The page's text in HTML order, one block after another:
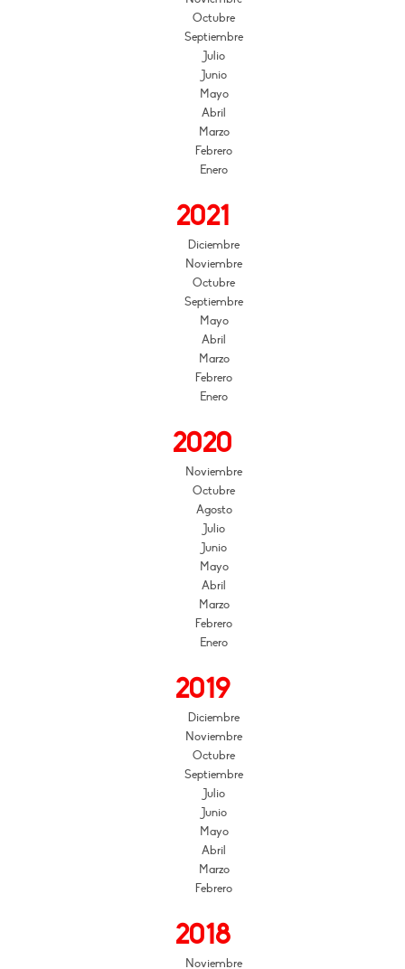
Octubre
Septiembre
Julio
Junio
Mayo
Abril
Marzo
Febrero
Enero
2021
Diciembre
Noviembre
Octubre
Septiembre
Mayo
Abril
Marzo
Febrero
Enero
2020
Noviembre
Octubre
Agosto
Julio
Junio
Mayo
Abril
Marzo
Febrero
Enero
2019
Diciembre
Noviembre
Octubre
Septiembre
Julio
Junio
Mayo
Abril
Marzo
Febrero
2018
Noviembre